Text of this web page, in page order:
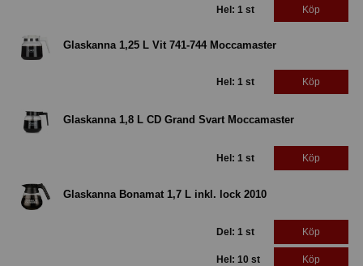
Hel: 1 st Köp
Glaskanna 1,25 L Vit 741-744 Moccamaster
Hel: 1 st Köp
Glaskanna 1,8 L CD Grand Svart Moccamaster
Hel: 1 st Köp
Glaskanna Bonamat 1,7 L inkl. lock 2010
Del: 1 st Köp
Hel: 10 st Köp